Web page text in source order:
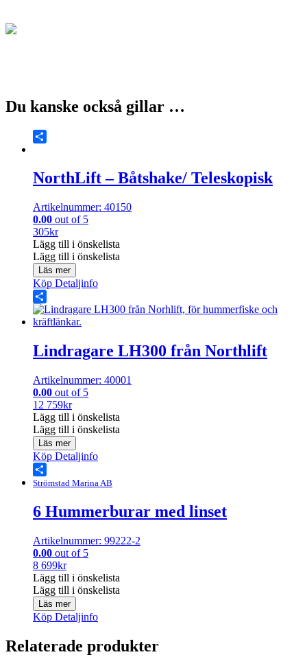
Du kanske också gillar …
NorthLift – Båtshake/ Teleskopisk
Artikelnummer: 40150
0.00 out of 5
305kr
Lägg till i önskelista
Lägg till i önskelista
Läs mer
Köp Detaljinfo
Share
Lindragare LH300 från Northlift
Artikelnummer: 40001
0.00 out of 5
12 759kr
Lägg till i önskelista
Lägg till i önskelista
Läs mer
Köp Detaljinfo
Share
Strömstad Marina AB
6 Hummerburar med linset
Artikelnummer: 99222-2
0.00 out of 5
8 699kr
Lägg till i önskelista
Lägg till i önskelista
Läs mer
Köp Detaljinfo
Relaterade produkter